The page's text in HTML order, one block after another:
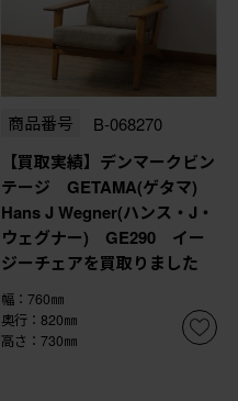
商品番号 B-068270
【買取実績】デンマークビン
テージ GETAMA(ゲタマ)
Hans J Wegner(ハンス・J・
ウェグナー) GE290 イー
ジーチェアを買取りました
幅：760㎜
奥行：820㎜
高さ：730㎜